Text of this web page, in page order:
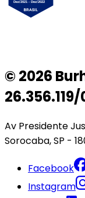
© 2026
Av Presidente
Sorocaba, SP -
Facebook
Instagram